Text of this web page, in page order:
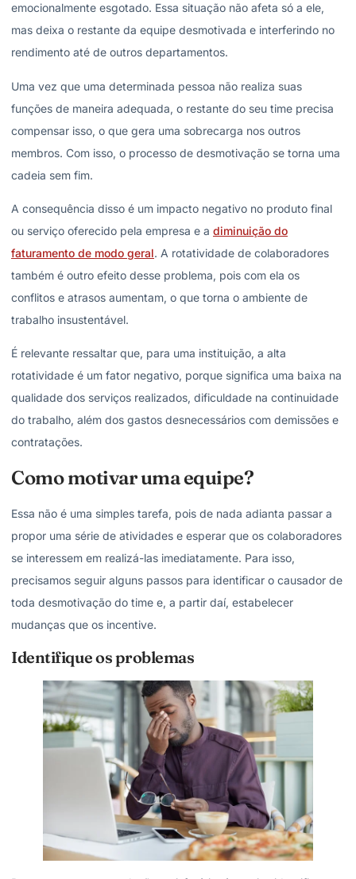
emocionalmente esgotado. Essa situação não afeta só a ele,
mas deixa o restante da equipe desmotivada e interferindo no
rendimento até de outros departamentos.
Uma vez que uma determinada pessoa não realiza suas
funções de maneira adequada, o restante do seu time precisa
compensar isso, o que gera uma sobrecarga nos outros
membros. Com isso, o processo de desmotivação se torna uma
cadeia sem fim.
A consequência disso é um impacto negativo no produto final
ou serviço oferecido pela empresa e a diminuição do
faturamento de modo geral. A rotatividade de colaboradores
também é outro efeito desse problema, pois com ela os
conflitos e atrasos aumentam, o que torna o ambiente de
trabalho insustentável.
É relevante ressaltar que, para uma instituição, a alta
rotatividade é um fator negativo, porque significa uma baixa na
qualidade dos serviços realizados, dificuldade na continuidade
do trabalho, além dos gastos desnecessários com demissões e
contratações.
Como motivar uma equipe?
Essa não é uma simples tarefa, pois de nada adianta passar a
propor uma série de atividades e esperar que os colaboradores
se interessem em realizá-las imediatamente. Para isso,
precisamos seguir alguns passos para identificar o causador de
toda desmotivação do time e, a partir daí, estabelecer
mudanças que os incentive.
Identifique os problemas